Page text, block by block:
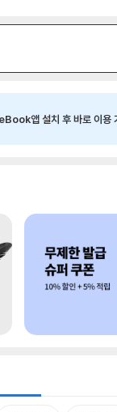
앱 설치 후 바로 이용